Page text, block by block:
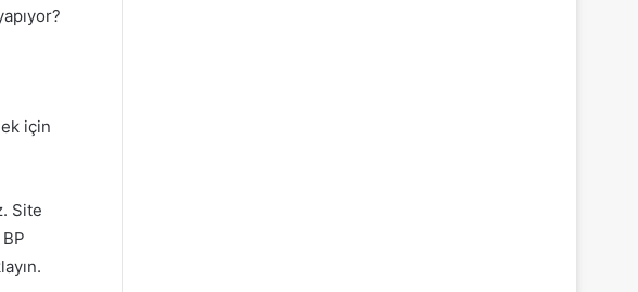
için
Site